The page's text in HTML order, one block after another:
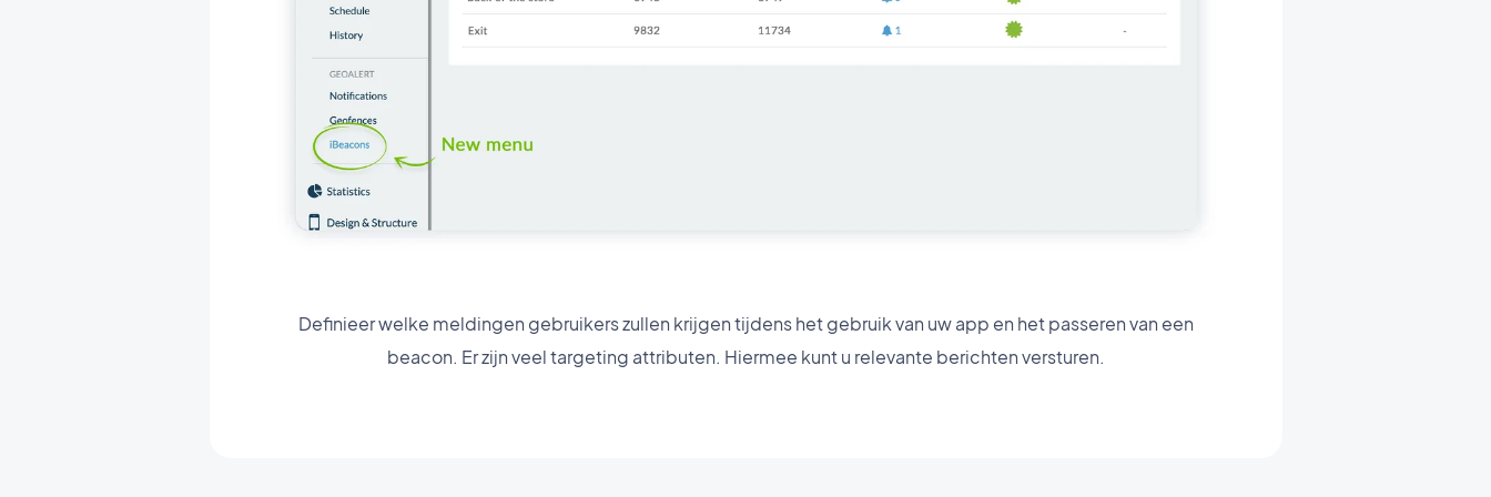
Definieer welke meldingen gebruikers zullen krijgen tijdens het gebruik van uw app en het passeren van een
beacon. Er zijn veel targeting attributen. Hiermee kunt u relevante berichten versturen.